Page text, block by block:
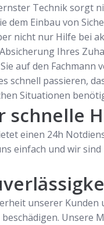
Technik sorgt
dem Einbau von
nicht nur Hilfe bei
Ihres
auf den
schnell passieren,
Situationen
schnelle
einen 24h
einfach und wir
unserer